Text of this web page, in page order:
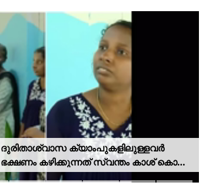
ദുരിതാശ്വാസ ക്യാംപുകളിലുള്ളവർ
ഭക്ഷണം കഴിക്കുന്നത് സ്വന്തം കാശ് കൊണ്ട്
വാങ്ങി; ദുരിതക്കയം